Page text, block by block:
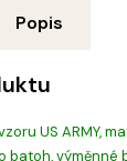
Popis
US ARMY,
batoh, výměnné